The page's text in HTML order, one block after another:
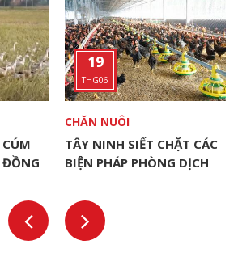
19
THG06
CHĂN NUÔI
TÂY NINH SIẾT CHẶT CÁC
BIỆN PHÁP PHÒNG DỊCH